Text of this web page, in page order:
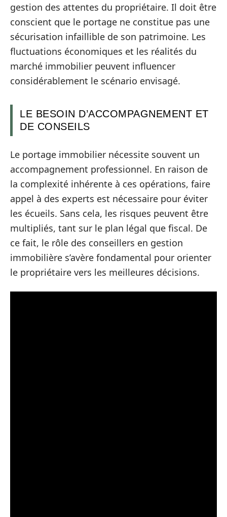
gestion des attentes du propriétaire. Il doit être
conscient que le portage ne constitue pas une
sécurisation infaillible de son patrimoine. Les
fluctuations économiques et les réalités du
marché immobilier peuvent influencer
considérablement le scénario envisagé.
LE BESOIN D’ACCOMPAGNEMENT ET
DE CONSEILS
Le portage immobilier nécessite souvent un
accompagnement professionnel. En raison de
la complexité inhérente à ces opérations, faire
appel à des experts est nécessaire pour éviter
les écueils. Sans cela, les risques peuvent être
multipliés, tant sur le plan légal que fiscal. De
ce fait, le rôle des conseillers en gestion
immobilière s’avère fondamental pour orienter
le propriétaire vers les meilleures décisions.